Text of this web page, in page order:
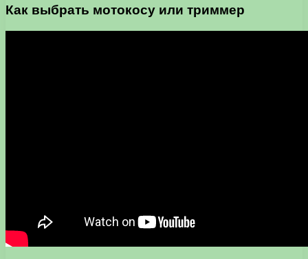
Как выбрать мотокосу или триммер